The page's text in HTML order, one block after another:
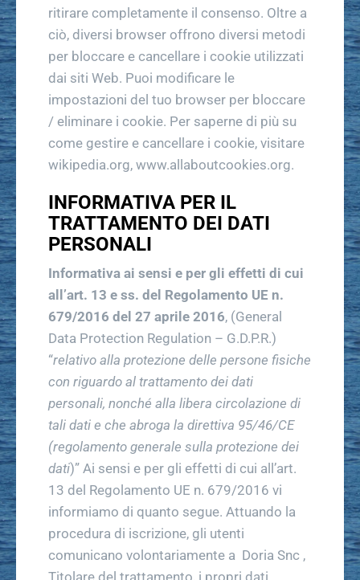
ritirare completamente il consenso. Oltre a
ciò, diversi browser offrono diversi metodi
per bloccare e cancellare i cookie utilizzati
dai siti Web. Puoi modificare le
impostazioni del tuo browser per bloccare
/ eliminare i cookie. Per saperne di più su
come gestire e cancellare i cookie, visitare
wikipedia.org, www.allaboutcookies.org.
INFORMATIVA PER IL
TRATTAMENTO DEI DATI
PERSONALI
Informativa ai sensi e per gli effetti di cui
all’art. 13 e ss. del Regolamento UE n.
679/2016 del 27 aprile 2016, (General
Data Protection Regulation – G.D.P.R.)
“relativo alla protezione delle persone fisiche
con riguardo al trattamento dei dati
personali, nonché alla libera circolazione di
tali dati e che abroga la direttiva 95/46/CE
(regolamento generale sulla protezione dei
dati)” Ai sensi e per gli effetti di cui all’art.
13 del Regolamento UE n. 679/2016 vi
informiamo di quanto segue. Attuando la
procedura di iscrizione, gli utenti
comunicano volontariamente a Doria Snc ,
Titolare del trattamento, i propri dati